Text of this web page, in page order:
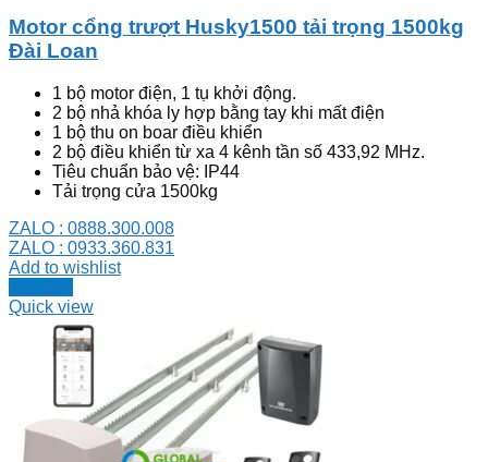
Motor cổng trượt Husky1500 tải trọng 1500kg
Đài Loan
1 bộ motor điện, 1 tụ khởi động.
2 bộ nhả khóa ly hợp bằng tay khi mất điện
1 bộ thu on boar điều khiển
2 bộ điều khiển từ xa 4 kênh tần số 433,92 MHz.
Tiêu chuẩn bảo vệ: IP44
Tải trọng cửa 1500kg
ZALO : 0888.300.008
ZALO : 0933.360.831
Add to wishlist
Đọc tiếp
Quick view